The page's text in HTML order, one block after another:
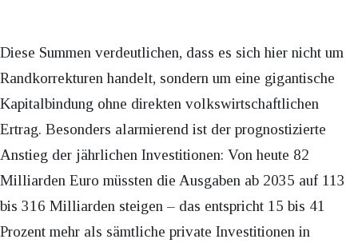
Diese Summen verdeutlichen, dass es sich hier nicht um
Randkorrekturen handelt, sondern um eine gigantische
Kapitalbindung ohne direkten volkswirtschaftlichen
Ertrag. Besonders alarmierend ist der prognostizierte
Anstieg der jährlichen Investitionen: Von heute 82
Milliarden Euro müssten die Ausgaben ab 2035 auf 113
bis 316 Milliarden steigen – das entspricht 15 bis 41
Prozent mehr als sämtliche private Investitionen in